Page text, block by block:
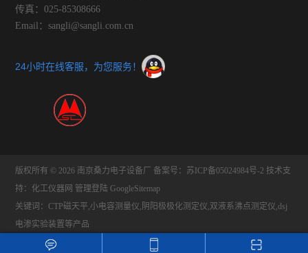
传真：025-85308666
Email：sangli@sangli.com.cn
24小时在线客服，为您服务！
版权所有 © 2026 南京桑力电子设备厂 备案号：苏ICP备05024984号-2 技术支
持： 化工仪器网 管理登陆 GoogleSitemap
关键词：CTP磁天平,小电容测量仪,阴阳极极化测定仪,双液系沸点测定仪,dsj
电渗实验装置等产品